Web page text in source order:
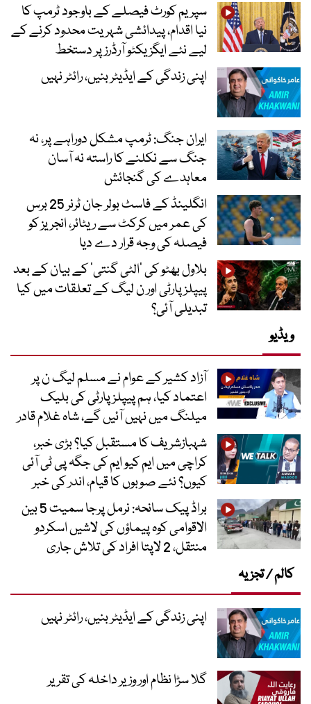
سپریم کورٹ فیصلے کے باوجود ٹرمپ کا
نیا اقدام، پیدائشی شہریت محدود کرنے کے
لیے نئے ایگزیکٹو آرڈرز پر دستخط
اپنی زندگی کے ایڈیٹر بنیں، رائٹر نہیں
ایران جنگ: ٹرمپ مشکل دوراہے پر، نہ
جنگ سے نکلنے کا راستہ نہ آسان
معاہدے کی گنجائش
انگلینڈ کے فاسٹ بولر جان ٹرنر 25 برس
کی عمر میں کرکٹ سے ریٹائر، انجریز کو
فیصلہ کی وجہ قرار دے دیا
بلاول بھٹو کی ’الٹی گنتی‘ کے بیان کے بعد
پیپلز پارٹی اور ن لیگ کے تعلقات میں کیا
تبدیلی آئی؟
ویڈیو
آزاد کشیر کے عوام نے مسلم لیگ ن پر
اعتماد کیا، ہم پیپلز پارٹی کی بلیک
میلنگ میں نہیں آئیں گے، شاہ غلام قادر
شہبازشریف کا مستقبل کیا؟ بڑی خبر،
کراچی میں ایم کیو ایم کی جگہ پی ٹی آئی
کیوں؟ نئے صوبوں کا قیام، اندر کی خبر
براڈ پیک سانحہ: نرمل پرجا سمیت 5 بین
الاقوامی کوہ پیماؤں کی لاشیں اسکردو
منتقل، 2 لاپتا افراد کی تلاش جاری
کالم / تجزیہ
اپنی زندگی کے ایڈیٹر بنیں، رائٹر نہیں
گلا سڑا نظام اور وزیر داخلہ کی تقریر